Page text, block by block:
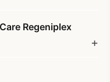
Regeniplex